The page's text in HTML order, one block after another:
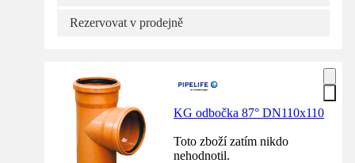
Rezervovat v prodejně
KG odbočka 87° DN110x110
Toto zboží zatím nikdo
nehodnotil.